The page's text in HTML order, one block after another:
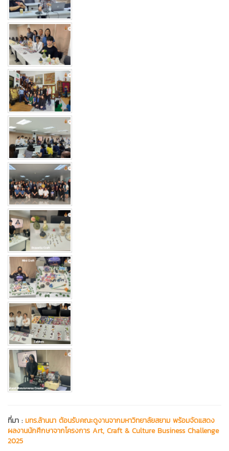
ที่มา : มทร.ล้านนา ต้อนรับคณะดูงานจากมหาวิทยาลัยสยาม พร้อมจัดแสดง
ผลงานนักศึกษาจากโครงการ Art, Craft & Culture Business Challenge
2025